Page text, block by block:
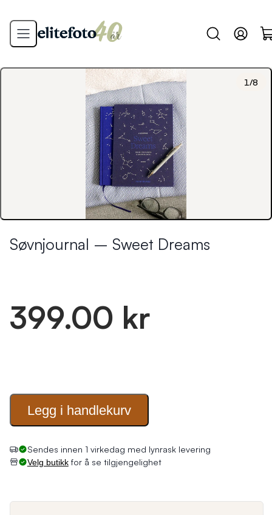
1 /8
Søvnjournal – Sweet Dreams
399.00 kr
Legg i handlekurv
Sendes innen 1 virkedag med lynrask levering
Velg butikkfor å se tilgjengelighet